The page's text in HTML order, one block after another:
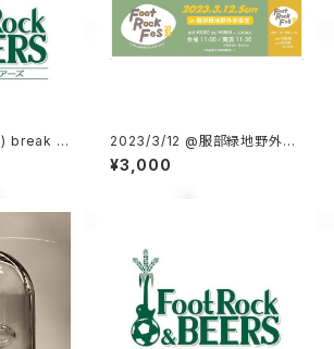
) break lo
2023/3/12 @服部緑地野外音
楽堂 FootRock &BEERS Fes
入場チケット
¥3,000